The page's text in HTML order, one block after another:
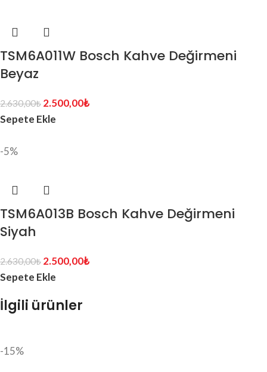
TSM6A011W Bosch Kahve Değirmeni
Beyaz
2.630,00₺ 2.500,00₺
Sepete Ekle
-5%
TSM6A013B Bosch Kahve Değirmeni
Siyah
2.630,00₺ 2.500,00₺
Sepete Ekle
İlgili ürünler
-15%